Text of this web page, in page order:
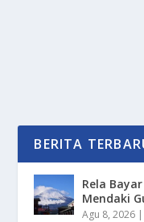
BERITA
Rela
Mendaki
Agu 8, 2026 |